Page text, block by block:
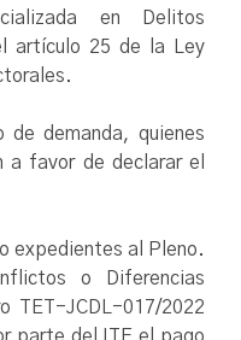
en Delitos
artículo 25 de la Ley
demanda, quienes
a favor de declarar el
expedientes al Pleno.
o Diferencias
TET-JCDL-017/2022